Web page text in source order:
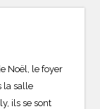
Noël, le foyer
la salle
ils se sont